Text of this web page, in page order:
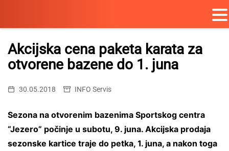
Skip
content
Akcijska cena paketa karata za
otvorene bazene do 1. juna
30.05.2018 INFO Servis
Sezona na otvorenim bazenima Sportskog centra
“Jezero” počinje u subotu, 9. juna. Akcijska prodaja
sezonske kartice traje do petka, 1. juna, a nakon toga